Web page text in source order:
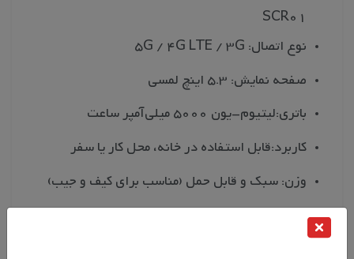
SCR01
نوع اتصال: 5G / 4G LTE / 3G
صفحه نمایش: 5.3 اینچ لمسی
باتری:لیتیوم-یون 5000 میلی‌آمپر ساعت
کاربرد:قابل استفاده در خانه، محل کار یا سفر
وزن: سبک و قابل حمل (مناسب برای کیف و جیب)
حالت نمایش: عمودی و افقی، حالت تقویم، حالت